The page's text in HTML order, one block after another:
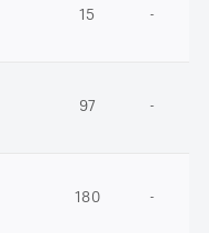
15 -
97 -
180 -